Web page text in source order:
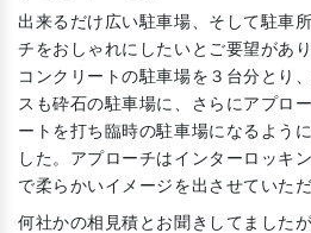
出来るだけ広い駐車場、そして駐車
チをおしゃれにしたいとご要望があり
コンクリートの駐車場を３台分とり
スも砕石の駐車場に、さらにアプロ
ートを打ち臨時の駐車場になるよう
した。アプローチはインターロッキ
で柔らかいイメージを出させていただ
何社かの相見積とお聞きしてました